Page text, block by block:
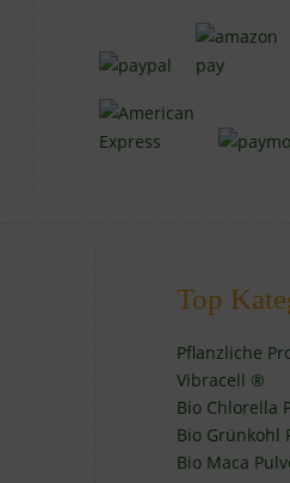
Top
Pflanzliche
Vibracell ®
Bio Chlorella
Bio Grünkohl
Bio Maca